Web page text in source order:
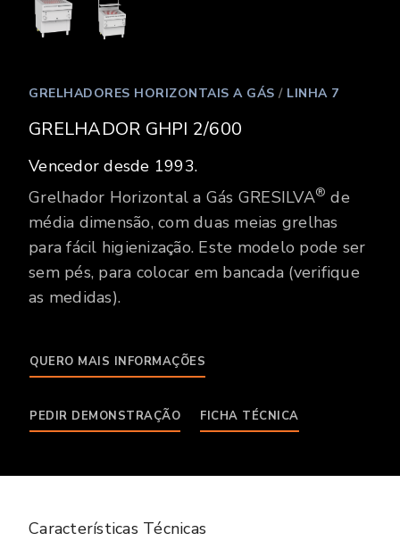
GRELHADORES HORIZONTAIS A GÁS / LINHA 7
GRELHADOR GHPI 2/600
Vencedor desde 1993.
Grelhador Horizontal a Gás GRESILVA® de
média dimensão, com duas meias grelhas
para fácil higienização. Este modelo pode ser
sem pés, para colocar em bancada (verifique
as medidas).
QUERO MAIS INFORMAÇÕES
PEDIR DEMONSTRAÇÃO FICHA TÉCNICA
Características Técnicas